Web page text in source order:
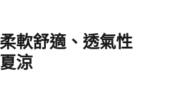
軟舒適、透氣性
涼